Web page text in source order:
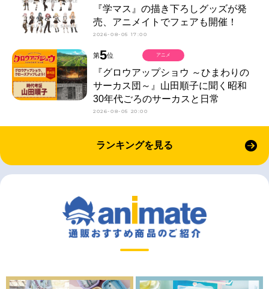
『学マス』の描き下ろしグッズが発
売、アニメイトでフェアも開催！
2026-08-05 17:00
第5位
『グロウアップショウ ～ひまわりの
サーカス団～』山田順子に聞く昭和
30年代ごろのサーカスと日常
2026-08-05 20:00
アニメ
ランキングを見る